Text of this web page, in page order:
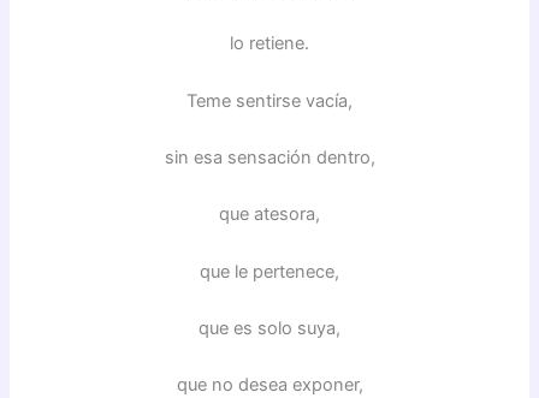
lo retiene.
Teme sentirse vacía,
sin esa sensación dentro,
que atesora,
que le pertenece,
que es solo suya,
que no desea exponer,